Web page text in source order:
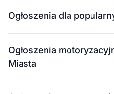
Ogłoszenia dla
Ogłoszenia
Miasta